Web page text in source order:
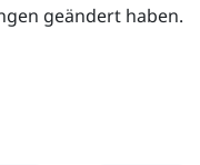
geändert haben.